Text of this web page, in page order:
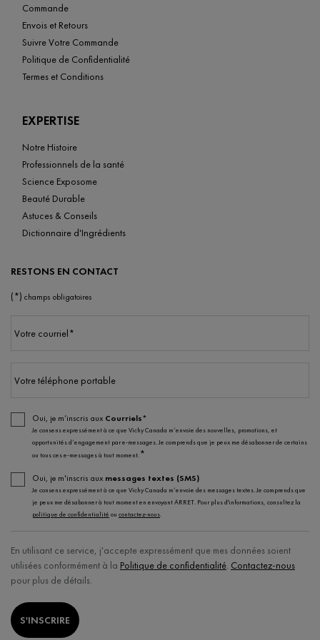
Commande
Envois et Retours
Suivre Votre Commande
Politique de Confidentialité
Termes et Conditions
EXPERTISE
Notre Histoire
Professionnels de la santé
Science Exposome
Beauté Durable
Astuces & Conseils
Dictionnaire d'Ingrédients
RESTONS EN CONTACT
(*) champs obligatoires
Votre courriel*
Votre téléphone portable
Oui, je m’inscris aux Courriels*
Je consens expressément à ce que Vichy Canada m’envoie des nouvelles, promotions, et
opportunités d’engagement par e-messages. Je comprends que je peux me désabonner de certains
ou tous ces e-messages à tout moment.*
Oui, je m'inscris aux messages textes (SMS)
Je consens expressément à ce que Vichy Canada m’envoie des messages textes. Je comprends que
je peux me désabonner à tout moment en envoyant ARRET. Pour plus d'informations, consultez la
politique de confidentialité ou contactez-nous.
En utilisant ce service, j'accepte expressément que mes données soient
utilisées conformément à la Politique de confidentialité. Contactez-nous
pour plus de détails.
S'INSCRIRE